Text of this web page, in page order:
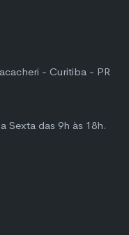
- Curitiba - PR
Sexta das 9h às 18h.